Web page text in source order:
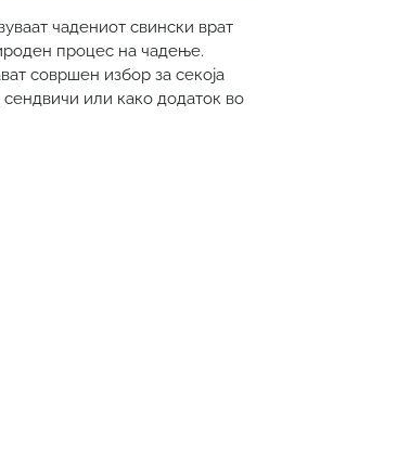
чадениот свински врат
процес на чадење.
совршен избор за секоја
или како додаток во